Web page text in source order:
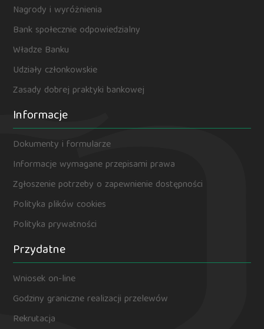
Nagrody i wyróżnienia
Bank społecznie odpowiedzialny
Władze Banku
Udziały członkowskie
Zasady dobrej praktyki bankowej
Informacje
Dokumenty i formularze
Informacje wymagane przepisami prawa
Zgłoszenie potrzeby o zapewnienie dostępności
Polityka plików cookies
Polityka prywatności
Przydatne
Wniosek on-line
Godziny graniczne realizacji przelewów
Rekrutacja